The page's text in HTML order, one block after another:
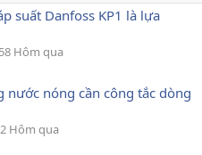
suất Danfoss KP1 là lựa
Hôm qua
nước nóng cần công tắc dòng
Hôm qua